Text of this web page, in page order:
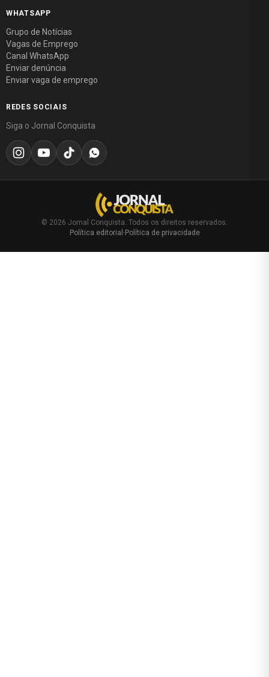
WHATSAPP
Grupo de Notícias
Vagas de Emprego
Canal WhatsApp
Enviar denúncia
Enviar vaga de emprego
REDES SOCIAIS
Siga o Jornal Conquista
© 2026 Jornal Conquista. Todos os direitos reservados.
Política editorial ·Política de privacidade